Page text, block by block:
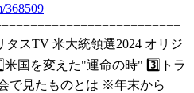
368509
タスTV 米大統領選2024 オリジ
米国を変えた"運命の時" 3️⃣トラ
で見たものとは ※年末から